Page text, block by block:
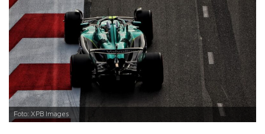
Foto: XPB Images